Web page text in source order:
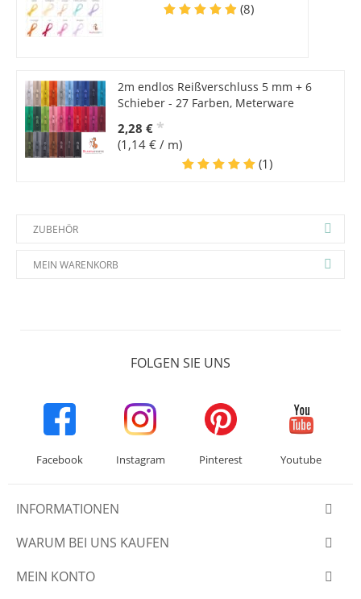
(8)
2m endlos Reißverschluss 5 mm + 6
Schieber - 27 Farben, Meterware
2,28 € *
(1,14 € / m)
(1)
ZUBEHÖR
MEIN WARENKORB
FOLGEN SIE UNS
Facebook Instagram Pinterest Youtube
INFORMATIONEN
WARUM BEI UNS KAUFEN
MEIN KONTO